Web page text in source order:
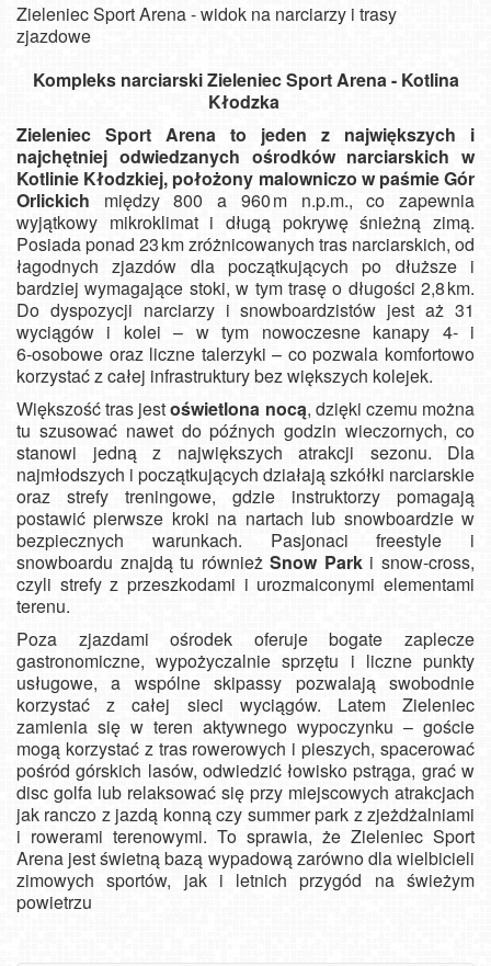
Zieleniec Sport Arena - widok na narciarzy i trasy
zjazdowe
Kompleks narciarski Zieleniec Sport Arena - Kotlina
Kłodzka
Zieleniec Sport Arena to jeden z największych i
najchętniej odwiedzanych ośrodków narciarskich w
Kotlinie Kłodzkiej, położony malowniczo w paśmie Gór
Orlickich między 800 a 960 m n.p.m., co zapewnia
wyjątkowy mikroklimat i długą pokrywę śnieżną zimą.
Posiada ponad 23 km zróżnicowanych tras narciarskich, od
łagodnych zjazdów dla początkujących po dłuższe i
bardziej wymagające stoki, w tym trasę o długości 2,8 km.
Do dyspozycji narciarzy i snowboardzistów jest aż 31
wyciągów i kolei – w tym nowoczesne kanapy 4‑ i
6‑osobowe oraz liczne talerzyki – co pozwala komfortowo
korzystać z całej infrastruktury bez większych kolejek.
Większość tras jestoświetlona nocą, dzięki czemu można
tu szusować nawet do późnych godzin wieczornych, co
stanowi jedną z największych atrakcji sezonu. Dla
najmłodszych i początkujących działają szkółki narciarskie
oraz strefy treningowe, gdzie instruktorzy pomagają
postawić pierwsze kroki na nartach lub snowboardzie w
bezpiecznych warunkach. Pasjonaci freestyle i
snowboardu znajdą tu równieżSnow Parki snow‑cross,
czyli strefy z przeszkodami i urozmaiconymi elementami
terenu.
Poza zjazdami ośrodek oferuje bogate zaplecze
gastronomiczne, wypożyczalnie sprzętu i liczne punkty
usługowe, a wspólne skipassy pozwalają swobodnie
korzystać z całej sieci wyciągów. Latem Zieleniec
zamienia się w teren aktywnego wypoczynku – goście
mogą korzystać z tras rowerowych i pieszych, spacerować
pośród górskich lasów, odwiedzić łowisko pstrąga, grać w
disc golfa lub relaksować się przy miejscowych atrakcjach
jak ranczo z jazdą konną czy summer park z zjeżdżalniami
i rowerami terenowymi. To sprawia, że Zieleniec Sport
Arena jest świetną bazą wypadową zarówno dla wielbicieli
zimowych sportów, jak i letnich przygód na świeżym
powietrzu